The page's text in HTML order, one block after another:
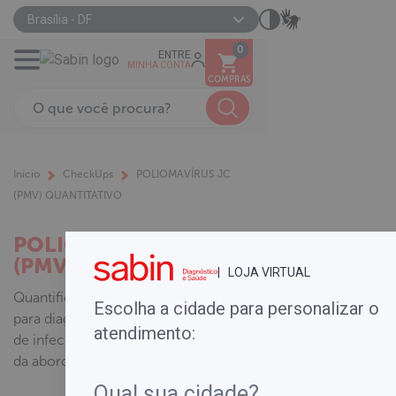
Brasília - DF
ENTRE
MINHA CONTA
COMPRAS
0
Início CheckUps
POLIOMAVÍRUS JC
(PMV) QUANTITATIVO
POLIOMAVÍRUS JC
(PMV) QUANTITATIVO
Quantifica o DNA dos poliomavírus
para diagnóstico definitivo e precoce
de infecção, prognóstico e definição
da abordagem terapêutica.
| LOJA VIRTUAL
Escolha a cidade para personalizar o
atendimento: